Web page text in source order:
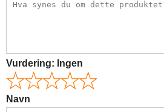
Vurdering: Ingen
Navn